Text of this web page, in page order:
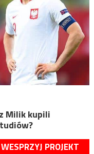
Milik kupili
PROJEKT